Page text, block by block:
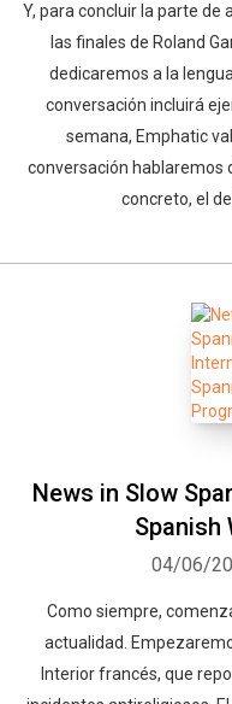
Y, para concluir la parte
las finales de Roland
dedicaremos a la
conversación incluirá
semana, Emphatic
conversación hablaremos
concreto, el
News in Slow
Spanish
04/06/
Como siempre,
actualidad.
Interior francés, que